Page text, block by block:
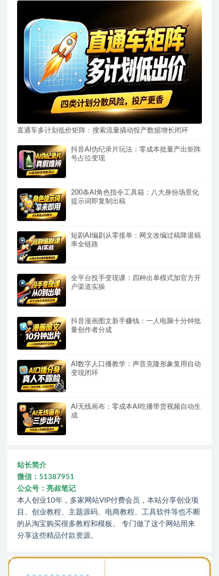
直通车多计划低价矩阵：搜索流量撬动投产数据增长闭环
抖音AI伪纪录片玩法：零成本批量产出矩阵
号占位变现
200条AI角色指令工具箱：八大身份场景化
提示词即复制出稿
短剧AI编剧从零接单：网文改编过稿降退稿
率全链路
全平台投手变现课：四种出单模式加官方开
户渠道实操
抖音漫画图文新手赚钱：一人电脑十分钟批
量创作者分成
AI数字人口播教学：声音克隆形象复用自动
变现闭环
AI无线画布：零成本AI吃播带货视频自动生
成
站长简介
微信：51387951
公众号：亮叔笔记
本人创业10年，多家网站VIP付费会员，本站分享创业项
目、创业教程、主题源码、电商教程、工具软件等也不断
的从淘宝购买很多教程和模板。 专门做了这个网站用来
分享这些精品付款资源。